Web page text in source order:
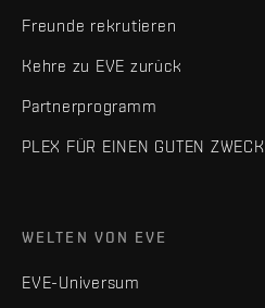
Freunde rekrutieren
Kehre zu EVE zurück
Partnerprogramm
PLEX FÜR EINEN GUTEN ZWECK
WELTEN VON EVE
EVE-Universum